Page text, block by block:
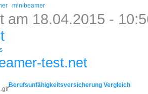
minibeamer
am 18.04.2015 -
test.net
Berufsunfähigkeitsversicherung Vergleich